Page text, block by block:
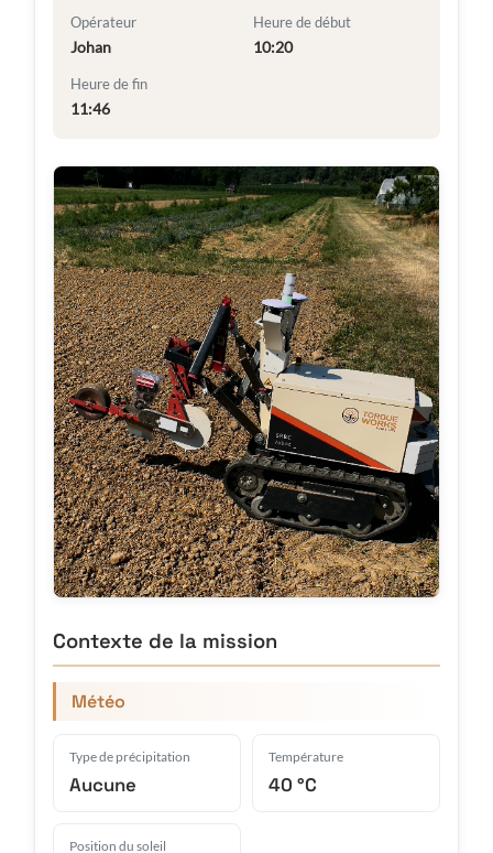
Opérateur
Johan
Heure de début
10:20
Heure de fin
11:46
Contexte de la mission
Météo
Type de précipitation
Aucune
Température
40 °C
Position du soleil